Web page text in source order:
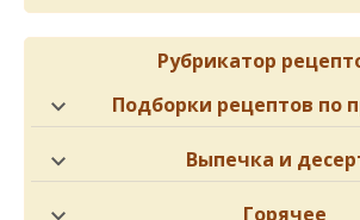
Рубрикатор
Подборки рецептов по
Выпечка и
Горячее